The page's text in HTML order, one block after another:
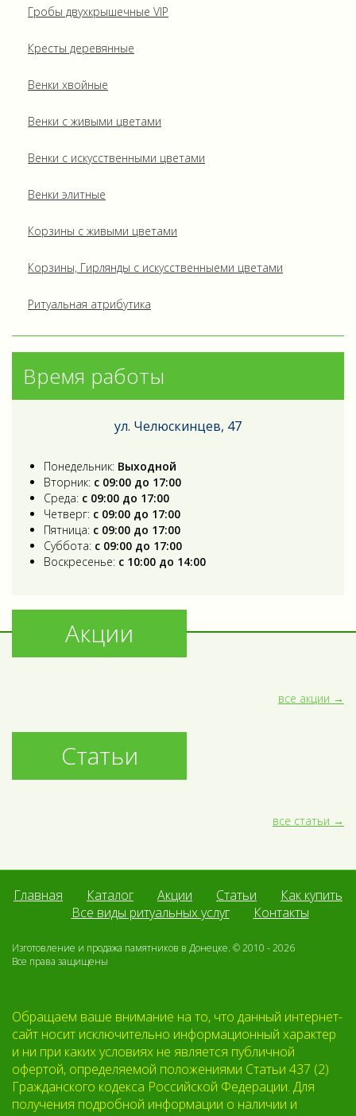
Гробы двухкрышечные VIP
Кресты деревянные
Венки хвойные
Венки с живыми цветами
Венки с искусственными цветами
Венки элитные
Корзины с живыми цветами
Корзины, Гирлянды с искусственныеми цветами
Ритуальная атрибутика
Время работы
ул. Челюскинцев, 47
Понедельник: Выходной
Вторник: с 09:00 до 17:00
Среда: с 09:00 до 17:00
Четверг: с 09:00 до 17:00
Пятница: с 09:00 до 17:00
Суббота: с 09:00 до 17:00
Воскресенье: с 10:00 до 14:00
Акции
все акции
Статьи
все статьи
Главная Каталог Акции Статьи
Как купить
Все виды ритуальных услуг
Контакты
Изготовление и продажа памятников в Донецке. © 2010 - 2026
Все права защищены
Обращаем ваше внимание на то, что данный интернет-
сайт носит исключительно информационный характер
и ни при каких условиях не является публичной
офертой, определяемой положениями Статьи 437 (2)
Гражданского кодекса Российской Федерации. Для
получения подробной информации о наличии и